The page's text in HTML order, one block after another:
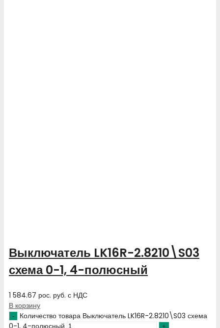
Выключатель LK16R-2.8210\S03
схема 0-1, 4-полюсный
1 584.67 рос. руб. с НДС
В корзину
Количество товара Выключатель LK16R-2.8210\S03 схема